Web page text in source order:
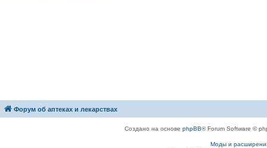
Форум об аптеках и лекарствах
Создано на основе phpBB® Forum Software ©
Моды и